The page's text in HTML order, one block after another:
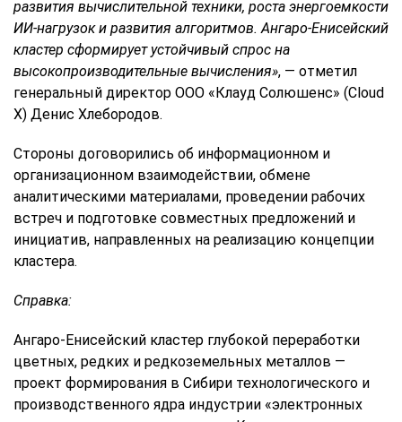
развития вычислительной техники, роста энергоемкости
ИИ-нагрузок и развития алгоритмов. Ангаро-Енисейский
кластер сформирует устойчивый спрос на
высокопроизводительные вычисления», — отметил
генеральный директор ООО «Клауд Солюшенс» (Cloud
X) Денис Хлебородов.
Стороны договорились об информационном и
организационном взаимодействии, обмене
аналитическими материалами, проведении рабочих
встреч и подготовке совместных предложений и
инициатив, направленных на реализацию концепции
кластера.
Справка:
Ангаро-Енисейский кластер глубокой переработки
цветных, редких и редкоземельных металлов —
проект формирования в Сибири технологического и
производственного ядра индустрии «электронных